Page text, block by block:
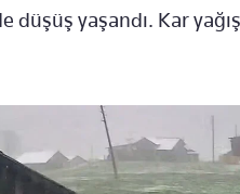
yaşandı. Kar